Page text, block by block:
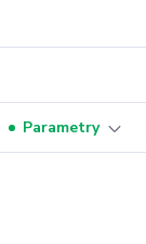
Parametry